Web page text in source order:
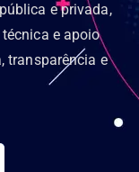
e privada,
e apoio
transparência e